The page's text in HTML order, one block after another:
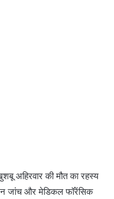
अहिरवार की मौत का रहस्य
जांच और मेडिकल फॉरेंसिक